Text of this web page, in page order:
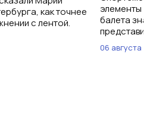
как точнее
с лентой.
элементы
балета
06 августа